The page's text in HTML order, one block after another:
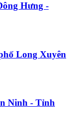
Hưng -
Long Xuyên
Ninh - Tỉnh